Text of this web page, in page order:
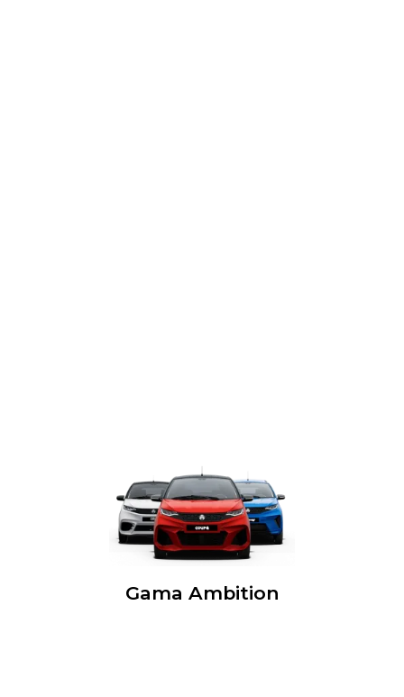
Gama Ambition